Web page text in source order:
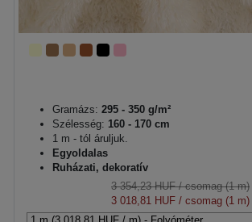
Gramázs: 295 - 350 g/m²
Szélesség: 160 - 170 cm
1 m - tól áruljuk.
Egyoldalas
Ruházati, dekoratív
3 354,23 HUF/ csomag (1 m)
3 018,81 HUF / csomag (1 m)